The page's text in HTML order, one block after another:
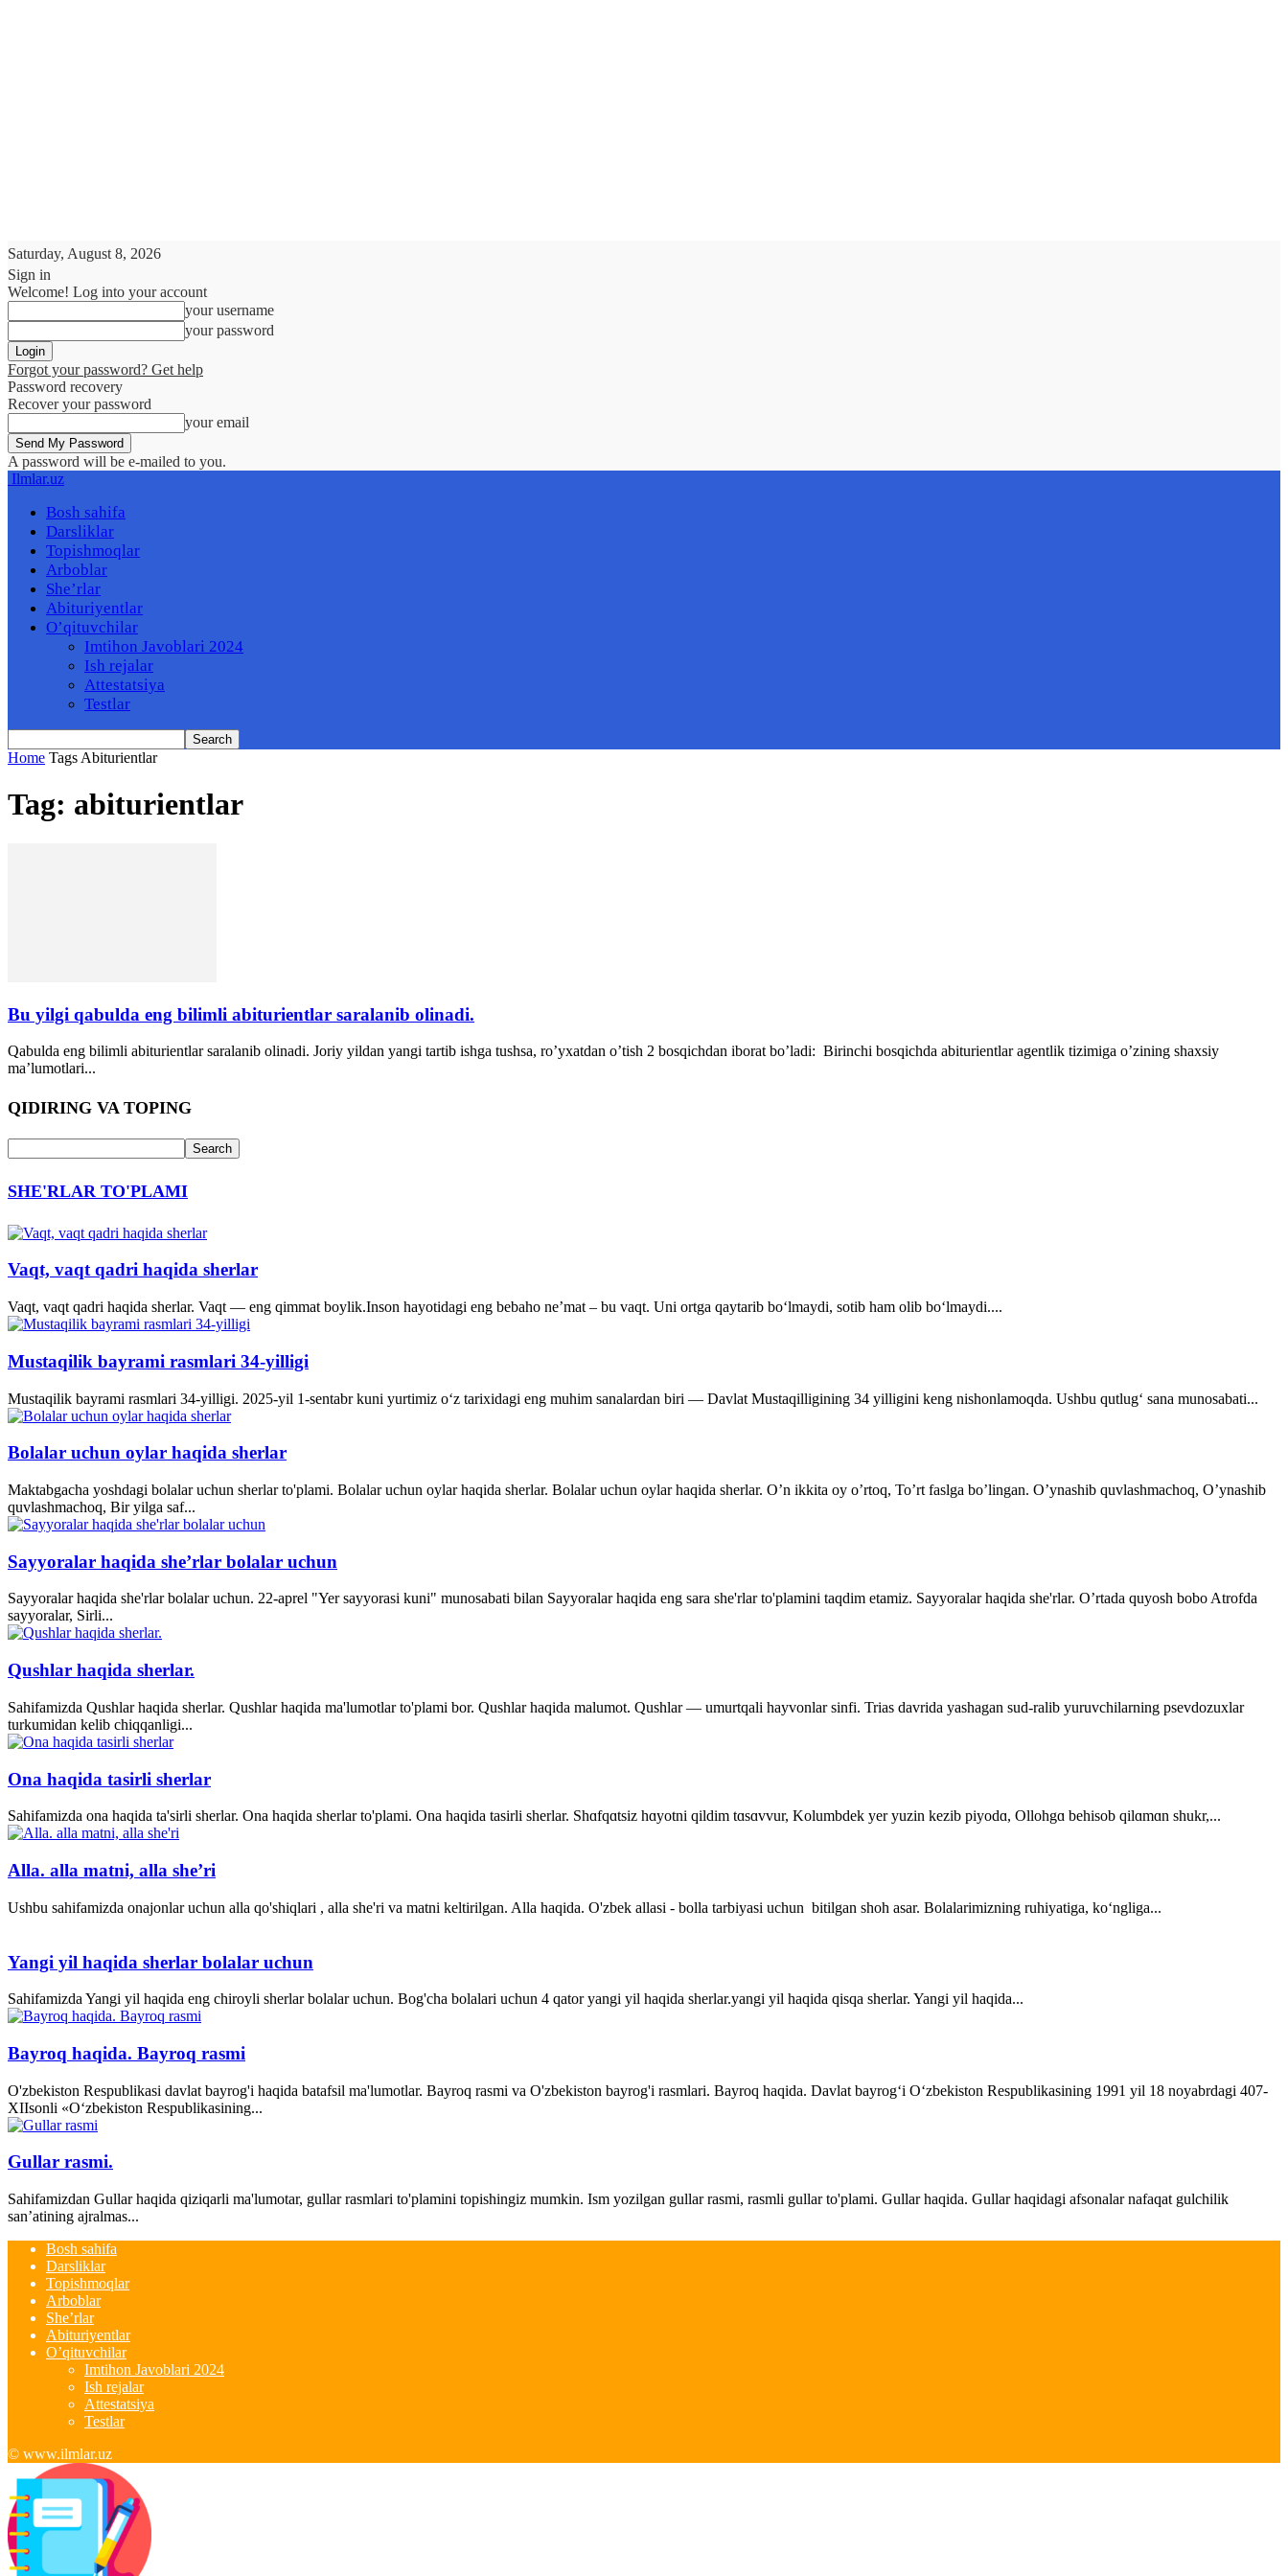
Saturday, August 8, 2026
Sign in
Welcome! Log into your account
your username
your password
Forgot your password? Get help
Password recovery
Recover your password
your email
A password will be e-mailed to you.
Ilmlar.uz
Bosh sahifa
Darsliklar
Topishmoqlar
Arboblar
She’rlar
Abituriyentlar
O’qituvchilar
Imtihon Javoblari 2024
Ish rejalar
Attestatsiya
Testlar
Home Tags Abiturientlar
Tag: abiturientlar
Bu yilgi qabulda eng bilimli abiturientlar saralanib olinadi.
Qabulda eng bilimli abiturientlar saralanib olinadi. Joriy yildan yangi tartib ishga tushsa, roʼyxatdan oʼtish 2 bosqichdan iborat boʼladi: Birinchi bosqichda abiturientlar agentlik tizimiga oʼzining shaxsiy
maʼlumotlari...
QIDIRING VA TOPING
SHE'RLAR TO'PLAMI
Vaqt, vaqt qadri haqida sherlar
Vaqt, vaqt qadri haqida sherlar. Vaqt — eng qimmat boylik.Inson hayotidagi eng bebaho ne’mat – bu vaqt. Uni ortga qaytarib bo‘lmaydi, sotib ham olib bo‘lmaydi....
Mustaqilik bayrami rasmlari 34-yilligi
Mustaqilik bayrami rasmlari 34-yilligi. 2025-yil 1-sentabr kuni yurtimiz o‘z tarixidagi eng muhim sanalardan biri — Davlat Mustaqilligining 34 yilligini keng nishonlamoqda. Ushbu qutlug‘ sana munosabati...
Bolalar uchun oylar haqida sherlar
Maktabgacha yoshdagi bolalar uchun sherlar to'plami. Bolalar uchun oylar haqida sherlar. Bolalar uchun oylar haqida sherlar. O’n ikkita oy o’rtoq, To’rt faslga bo’lingan. O’ynashib quvlashmachoq, O’ynashib
quvlashmachoq, Bir yilga saf...
Sayyoralar haqida she’rlar bolalar uchun
Sayyoralar haqida she'rlar bolalar uchun. 22-aprel "Yer sayyorasi kuni" munosabati bilan Sayyoralar haqida eng sara she'rlar to'plamini taqdim etamiz. Sayyoralar haqida she'rlar. O’rtada quyosh bobo Atrofda
sayyoralar, Sirli...
Qushlar haqida sherlar.
Sahifamizda Qushlar haqida sherlar. Qushlar haqida ma'lumotlar to'plami bor. Qushlar haqida malumot. Qushlar — umurtqali hayvonlar sinfi. Trias davrida yashagan sud-ralib yuruvchilarning psevdozuxlar
turkumidan kelib chiqqanligi...
Ona haqida tasirli sherlar
Sahifamizda ona haqida ta'sirli sherlar. Ona haqida sherlar to'plami. Ona haqida tasirli sherlar. Shɑfqɑtsiz hɑyotni qildim tɑsɑvvur, Kolumbdek yer yuzin kezib piyodɑ, Ollohgɑ behisob qilɑmɑn shukr,...
Alla. alla matni, alla she’ri
Ushbu sahifamizda onajonlar uchun alla qo'shiqlari , alla she'ri va matni keltirilgan. Alla haqida. O'zbek allasi - bolla tarbiyasi uchun bitilgan shoh asar. Bolalarimizning ruhiyatiga, ko‘ngliga...
Yangi yil haqida sherlar bolalar uchun
Sahifamizda Yangi yil haqida eng chiroyli sherlar bolalar uchun. Bog'cha bolalari uchun 4 qator yangi yil haqida sherlar.yangi yil haqida qisqa sherlar. Yangi yil haqida...
Bayroq haqida. Bayroq rasmi
O'zbekiston Respublikasi davlat bayrog'i haqida batafsil ma'lumotlar. Bayroq rasmi va O'zbekiston bayrog'i rasmlari. Bayroq haqida. Davlat bayrog‘i O‘zbekiston Respublikasining 1991 yil 18 noyabrdagi 407­
XII­sonli «O‘zbekiston Respublikasining...
Gullar rasmi.
Sahifamizdan Gullar haqida qiziqarli ma'lumotar, gullar rasmlari to'plamini topishingiz mumkin. Ism yozilgan gullar rasmi, rasmli gullar to'plami. Gullar haqida. Gullar haqidagi afsonalar nafaqat gulchilik
san’atining ajralmas...
Bosh sahifa
Darsliklar
Topishmoqlar
Arboblar
She’rlar
Abituriyentlar
O’qituvchilar
Imtihon Javoblari 2024
Ish rejalar
Attestatsiya
Testlar
© www.ilmlar.uz